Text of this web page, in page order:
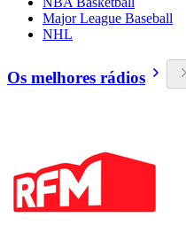
Major League Baseball
NHL
Os melhores rádios